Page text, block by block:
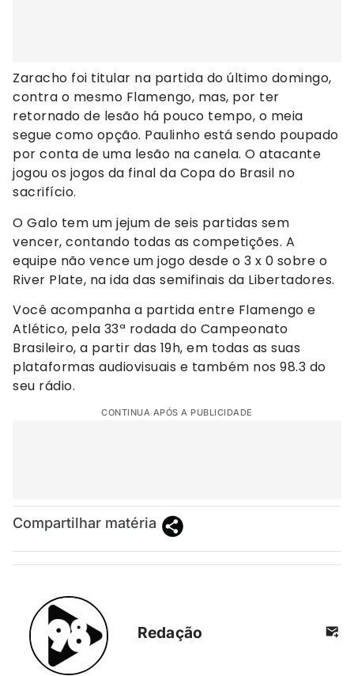
Zaracho foi titular na partida do último domingo,
contra o mesmo Flamengo, mas, por ter
retornado de lesão há pouco tempo, o meia
segue como opção. Paulinho está sendo poupado
por conta de uma lesão na canela. O atacante
jogou os jogos da final da Copa do Brasil no
sacrifício.
O Galo tem um jejum de seis partidas sem
vencer, contando todas as competições. A
equipe não vence um jogo desde o 3 x 0 sobre o
River Plate, na ida das semifinais da Libertadores.
Você acompanha a partida entre Flamengo e
Atlético, pela 33ª rodada do Campeonato
Brasileiro, a partir das 19h, em todas as suas
plataformas audiovisuais e também nos 98.3 do
seu rádio.
CONTINUA APÓS A PUBLICIDADE
Compartilhar matéria
Redação